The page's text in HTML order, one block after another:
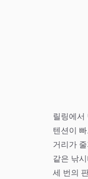
릴링에서
텐션이
거리가
같은 낚
세 번의